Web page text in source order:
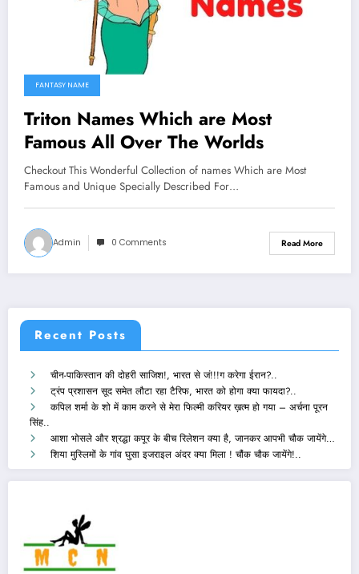
FANTASY NAME
Triton Names Which are Most
Famous All Over The Worlds
Checkout This Wonderful Collection of names Which are Most
Famous and Unique Specially Described For…
Admin 0 Comments Read More
Recent Posts
चीन-पाकिस्तान की दोहरी साजिश!, भारत से जं!!!ग करेगा ईरान?..
ट्रंप प्रशासन सूद समेत लौटा रहा टैरिफ, भारत को होगा क्या फायदा?..
कपिल शर्मा के शो में काम करने से मेरा फिल्मी करियर ख़त्म हो गया – अर्चना पूरन
सिंह..
आशा भोसले और श्रद्धा कपूर के बीच रिलेशन क्या है, जानकर आपभी चौक जायेंगे…
शिया मुस्लिमों के गांव घुसा इजराइल अंदर क्या मिला ! चौंक चौक जायेंगे!..